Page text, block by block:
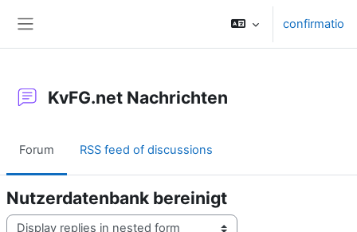
confirmatio
KvFG.net Nachrichten
Forum RSS feed of discussions
Nutzerdatenbank bereinigt
Display mode